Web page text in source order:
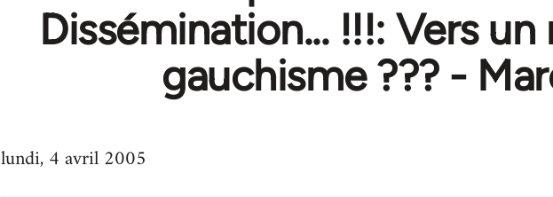
Dissémination... !!!: Vers
gauchisme ??? -
lundi, 4 avril 2005